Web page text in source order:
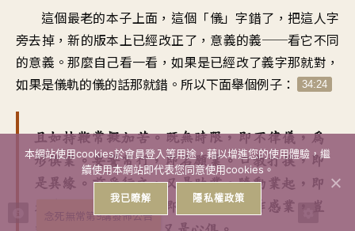
這個最老的本子上面，這個「儀」字錯了，把這人字
旁去掉，新的版本上已經改正了，意義的義──看它不同
的意義。那麼自己看一看，如果是已經改了義字那就對，
如果是儀軌的儀的話那就錯。所以下面舉個例子：
34:24
且如持鞭常擬加苦。既無時限，即不律儀，為
形俱業。要誓常行，即名願業。口教打撲，即
是異緣。前受行之，又是助業。隨動業起，即
是作俱。鞭具不亡，即名事在。隨作感業，豈
念死無常第9講發佈公告
本網站使用cookies於會員登入等用途，藉以增進您的使用體驗，繼
續使用本網站即代表您同意使用cookies。
我已瞭解 隱私權政策